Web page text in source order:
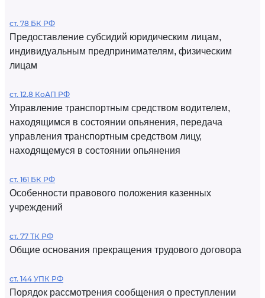
ст. 78 БК РФ
Предоставление субсидий юридическим лицам,
индивидуальным предпринимателям, физическим
лицам
ст. 12.8 КоАП РФ
Управление транспортным средством водителем,
находящимся в состоянии опьянения, передача
управления транспортным средством лицу,
находящемуся в состоянии опьянения
ст. 161 БК РФ
Особенности правового положения казенных
учреждений
ст. 77 ТК РФ
Общие основания прекращения трудового договора
ст. 144 УПК РФ
Порядок рассмотрения сообщения о преступлении